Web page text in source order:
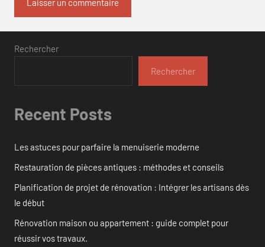
Rechercher
Rechercher
Recent Posts
Les astuces pour parfaire la menuiserie moderne
Restauration de pièces antiques : méthodes et conseils
Planification de projet de rénovation : Intégrer les artisans dès
le début
Rénovation maison ou appartement : guide complet pour
réussir vos travaux.